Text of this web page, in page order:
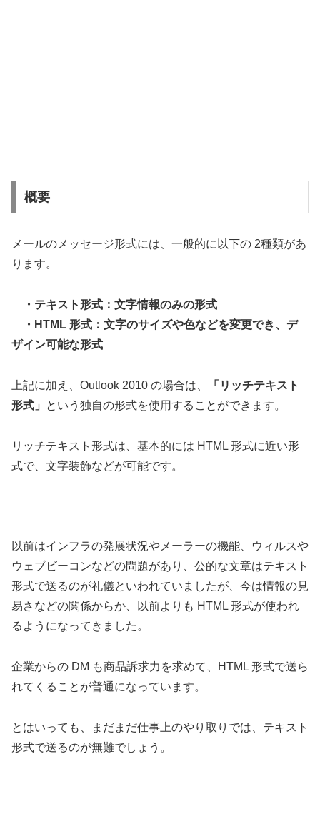
概要
メールのメッセージ形式には、一般的に以下の 2種類があ
ります。
・テキスト形式：文字情報のみの形式
・HTML 形式：文字のサイズや色などを変更でき、デ
ザイン可能な形式
上記に加え、Outlook 2010 の場合は、
「リッチテキスト
形式」
という独自の形式を使用することができます。
リッチテキスト形式は、基本的には HTML 形式に近い形
式で、文字装飾などが可能です。
以前はインフラの発展状況やメーラーの機能、ウィルスや
ウェブビーコンなどの問題があり、公的な文章はテキスト
形式で送るのが礼儀といわれていましたが、今は情報の見
易さなどの関係からか、以前よりも HTML 形式が使われ
るようになってきました。
企業からの DM も商品訴求力を求めて、HTML 形式で送ら
れてくることが普通になっています。
とはいっても、まだまだ仕事上のやり取りでは、テキスト
形式で送るのが無難でしょう。